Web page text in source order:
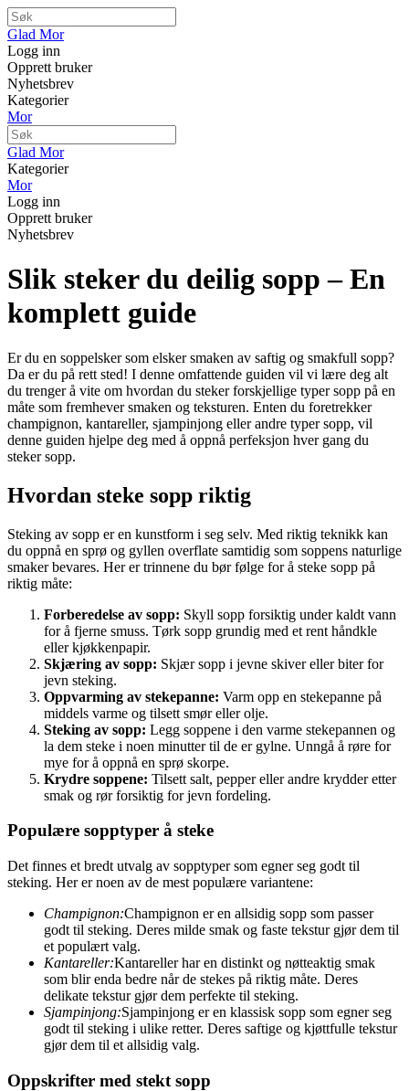
Glad Mor
Logg inn
Opprett bruker
Nyhetsbrev
Kategorier
Mor
Glad Mor
Kategorier
Mor
Logg inn
Opprett bruker
Nyhetsbrev
Slik steker du deilig sopp – En
komplett guide
Er du en soppelsker som elsker smaken av saftig og smakfull sopp?
Da er du på rett sted! I denne omfattende guiden vil vi lære deg alt
du trenger å vite om hvordan du steker forskjellige typer sopp på en
måte som fremhever smaken og teksturen. Enten du foretrekker
champignon, kantareller, sjampinjong eller andre typer sopp, vil
denne guiden hjelpe deg med å oppnå perfeksjon hver gang du
steker sopp.
Hvordan steke sopp riktig
Steking av sopp er en kunstform i seg selv. Med riktig teknikk kan
du oppnå en sprø og gyllen overflate samtidig som soppens naturlige
smaker bevares. Her er trinnene du bør følge for å steke sopp på
riktig måte:
Forberedelse av sopp: Skyll sopp forsiktig under kaldt vann
for å fjerne smuss. Tørk sopp grundig med et rent håndkle
eller kjøkkenpapir.
Skjæring av sopp: Skjær sopp i jevne skiver eller biter for
jevn steking.
Oppvarming av stekepanne: Varm opp en stekepanne på
middels varme og tilsett smør eller olje.
Steking av sopp: Legg soppene i den varme stekepannen og
la dem steke i noen minutter til de er gylne. Unngå å røre for
mye for å oppnå en sprø skorpe.
Krydre soppene: Tilsett salt, pepper eller andre krydder etter
smak og rør forsiktig for jevn fordeling.
Populære sopptyper å steke
Det finnes et bredt utvalg av sopptyper som egner seg godt til
steking. Her er noen av de mest populære variantene:
Champignon:Champignon er en allsidig sopp som passer
godt til steking. Deres milde smak og faste tekstur gjør dem til
et populært valg.
Kantareller:Kantareller har en distinkt og nøtteaktig smak
som blir enda bedre når de stekes på riktig måte. Deres
delikate tekstur gjør dem perfekte til steking.
Sjampinjong:Sjampinjong er en klassisk sopp som egner seg
godt til steking i ulike retter. Deres saftige og kjøttfulle tekstur
gjør dem til et allsidig valg.
Oppskrifter med stekt sopp